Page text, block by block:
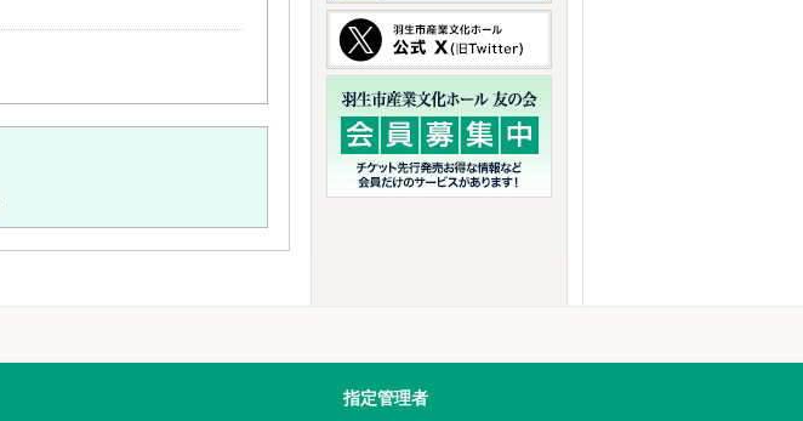
指定管理者